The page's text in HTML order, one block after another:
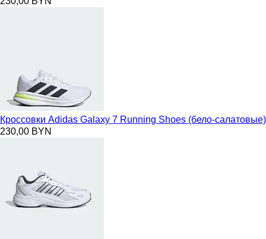
Кроссовки Adidas Galaxy 7 Running Shoes (бело-салатовые)
230,00 BYN